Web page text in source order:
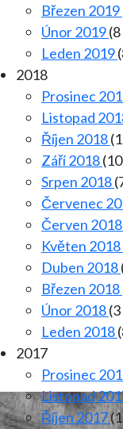
Březen 2019
Únor 2019
Leden 2019
2018
Prosinec
Listopad
Říjen 2018
Září 2018
Srpen 2018
Červenec
Červen 2018
Květen 2018
Duben 2018
Březen 2018
Únor 2018
Leden 2018
2017
Prosinec
Listopad
Říjen 2017